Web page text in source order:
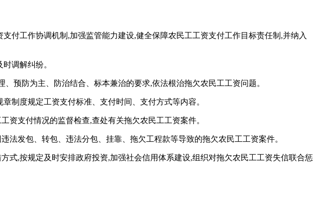
付工作协调机制,加强监管能力建设,健全保障农民工工资支付工作目标责任制,并纳入
调解纠纷。
预防为主、防治结合、标本兼治的要求,依法根治拖欠农民工工资问题。
制度规定工资支付标准、支付时间、支付方式等内容。
资支付情况的监督检查,查处有关拖欠农民工工资案件。
发包、转包、违法分包、挂靠、拖欠工程款等导致的拖欠农民工工资案件。
式,按规定及时安排政府投资,加强社会信用体系建设,组织对拖欠农民工工资失信联合惩